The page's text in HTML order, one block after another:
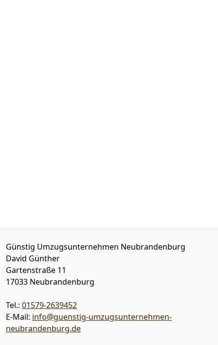
Günstig Umzugsunternehmen Neubrandenburg
David Günther
Gartenstraße 11
17033 Neubrandenburg
Tel.: 01579-2639452
E-Mail: info@guenstig-umzugsunternehmen-
neubrandenburg.de